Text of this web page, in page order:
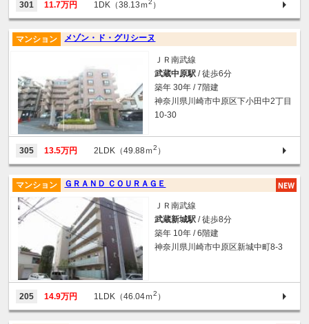
301 11.7万円 1DK（38.13ｍ2 ）
メゾン・ド・グリシーヌ
マンション
ＪＲ南武線
武蔵中原駅 / 徒歩6分
築年 30年 / 7階建
神奈川県川崎市中原区下小田中2丁目
10-30
305 13.5万円 2LDK（49.88ｍ2 ）
ＧＲＡＮＤ ＣＯＵＲＡＧＥ
マンション
ＪＲ南武線
武蔵新城駅 / 徒歩8分
築年 10年 / 6階建
神奈川県川崎市中原区新城中町8-3
205 14.9万円 1LDK（46.04ｍ2 ）